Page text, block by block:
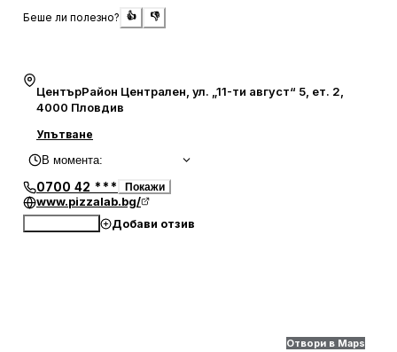
поддържана обстановка, подходяща за бързо хапване
Беше ли полезно? 👍 👎
ЦентърРайон Централен, ул. „11-ти август“ 5, ет. 2,
4000 Пловдив
Упътване
В момента:
0700 42 *** Покажи
www.pizzalab.bg/
Добави отзив
Отвори в Maps